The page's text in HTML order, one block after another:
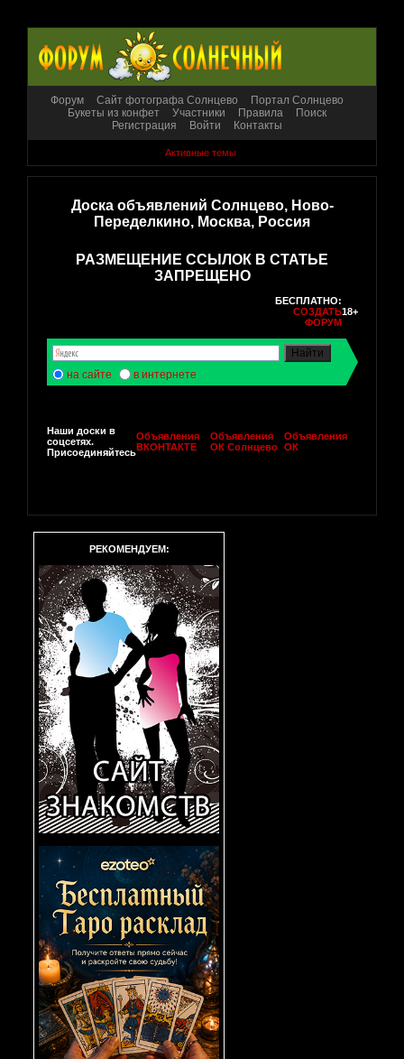
Форум Сайт фотографа Солнцево
Портал Солнцево
Букеты из конфет
Участники Правила
Поиск
Регистрация
Войти Контакты
Активные темы
Доска объявлений Солнцево, Ново-
Переделкино, Москва, Россия
РАЗМЕЩЕНИЕ ССЫЛОК В СТАТЬЕ
ЗАПРЕЩЕНО
БЕСПЛАТНО:
СОЗДАТЬ
ФОРУМ
18+
на сайте в интернете
Наши доски в
соцсетях.
Присоединяйтесь
Объявления
ВКОНТАКТЕ
Объявления
ОК Солнцево
Объявления
ОК
РЕКОМЕНДУЕМ: